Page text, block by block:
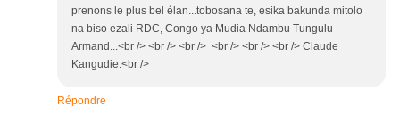
prenons le plus bel élan...tobosana te, esika bakunda mitolo
na biso ezali RDC, Congo ya Mudia Ndambu Tungulu
Armand...<br /> <br /> <br /> <br /> <br /> <br /> Claude
Kangudie.<br />
Répondre